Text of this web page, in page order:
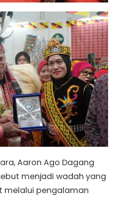
Aaron Ago Dagang
menjadi wadah yang
melalui pengalaman